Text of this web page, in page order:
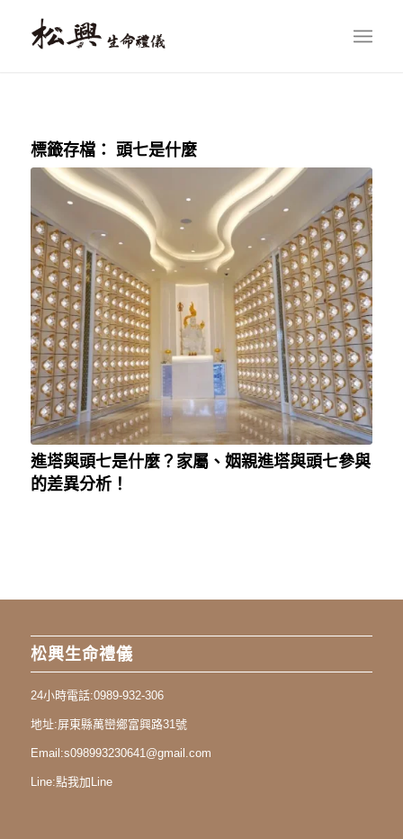
標籤存檔： 頭七是什麼
進塔與頭七是什麼？家屬、姻親進塔與頭七參與
的差異分析！
松興生命禮儀
24小時電話:0989-932-306
地址:屏東縣萬巒鄉富興路31號
Email:s098993230641@gmail.com
Line:點我加Line